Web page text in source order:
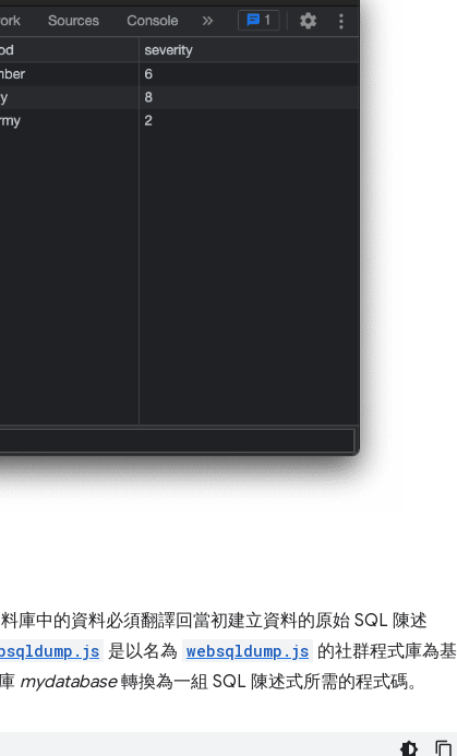
庫中的資料必須翻譯回當初建立資料的原始 SQL 陳述
是以名為 websqldump.js 的社群程式庫為基
mydatabase轉換為一組 SQL 陳述式所需的程式碼。